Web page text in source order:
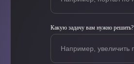
Какую задачу вам нужно решить?